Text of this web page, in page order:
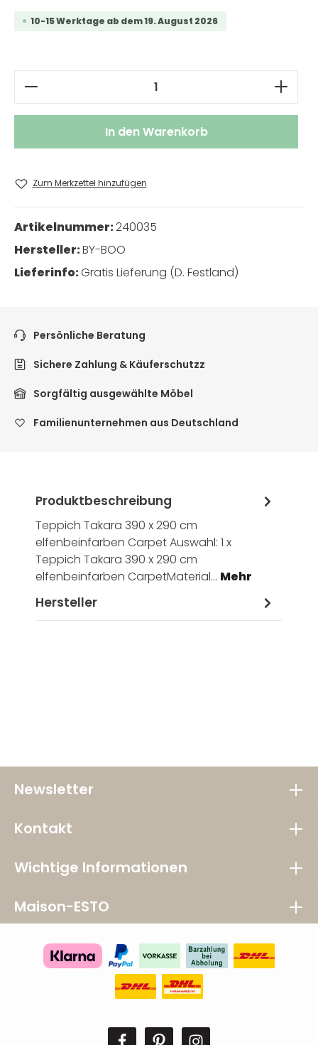
10-15 Werktage ab dem 19. August 2026
Produkt Anzahl: Gib den
In den Warenkorb
Zum Merkzettel hinzufügen
Artikelnummer:240035
Hersteller:BY-BOO
Lieferinfo:Gratis Lieferung (D. Festland)
Persönliche Beratung
Sichere Zahlung & Käuferschutzz
Sorgfältig ausgewählte Möbel
Familienunternehmen aus Deutschland
Produktbeschreibung
Teppich Takara 390 x 290 cm
elfenbeinfarben Carpet Auswahl: 1 x
Teppich Takara 390 x 290 cm
elfenbeinfarben CarpetMaterial… Mehr
Hersteller
Newsletter
Kontakt
Wichtige Informationen
Maison-ESTO